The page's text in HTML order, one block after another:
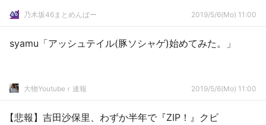
乃木坂46まとめんばー 2019/5/6(Mo) 11:00
syamu「アッシュテイル(豚ソシャゲ)始めてみた。」
大物Youtubeｒ速報 2019/5/6(Mo) 11:00
【悲報】吉田沙保里、わずか半年で『ZIP！』クビ